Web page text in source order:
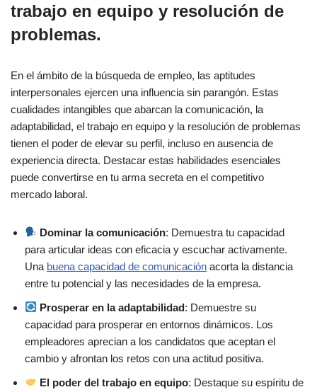
trabajo en equipo y resolución de
problemas.
En el ámbito de la búsqueda de empleo, las aptitudes
interpersonales ejercen una influencia sin parangón. Estas
cualidades intangibles que abarcan la comunicación, la
adaptabilidad, el trabajo en equipo y la resolución de problemas
tienen el poder de elevar su perfil, incluso en ausencia de
experiencia directa. Destacar estas habilidades esenciales
puede convertirse en tu arma secreta en el competitivo
mercado laboral.
Dominar la comunicación: Demuestra tu capacidad
para articular ideas con eficacia y escuchar activamente.
Una buena capacidad de comunicación acorta la distancia
entre tu potencial y las necesidades de la empresa.
Prosperar en la adaptabilidad: Demuestre su
capacidad para prosperar en entornos dinámicos. Los
empleadores aprecian a los candidatos que aceptan el
cambio y afrontan los retos con una actitud positiva.
El poder del trabajo en equipo: Destaque su espíritu de